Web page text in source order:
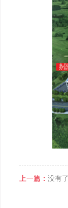
上一篇： 没有了